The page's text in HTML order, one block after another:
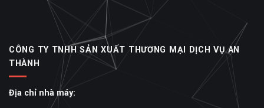
CÔNG TY TNHH SẢN XUẤT THƯƠNG MẠI DỊCH VỤ AN
THÀNH
Địa chỉ nhà máy: